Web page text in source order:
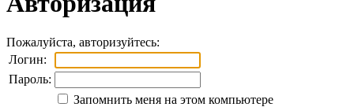
Пожалуйста, авторизуйтесь:
Логин:
Пароль:
Запомнить меня на этом компьютере